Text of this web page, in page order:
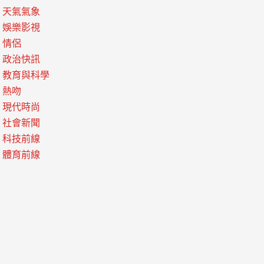
天氣氣象
娛樂影視
情侶
政治快訊
教育與科學
熱吻
現代時尚
社會新聞
科技前線
體育前線